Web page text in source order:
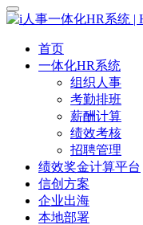
首页
一体化HR系统
组织人事
考勤排班
薪酬计算
绩效考核
招聘管理
绩效奖金计算平台
信创方案
企业出海
本地部署